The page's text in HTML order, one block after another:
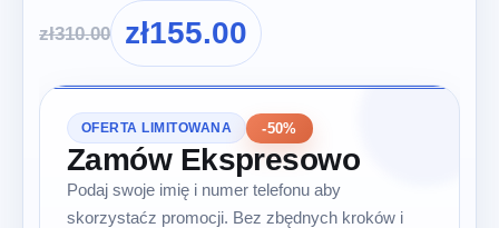
zł310.00 zł155.00
OFERTA LIMITOWANA -50%
Zamów Ekspresowo
Podaj swoje imię i numer telefonu aby
skorzystaćz promocji. Bez zbędnych kroków i